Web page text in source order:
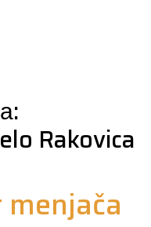
Rakovica